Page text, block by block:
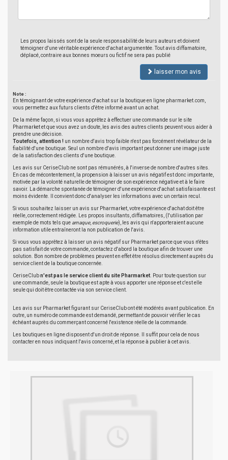
Les propos laissés sont de la seule responsabilité de leurs auteurs et doivent
témoigner d'une véritable expérience d'achat argumentée. Tout avis diffamatoire,
déplacé, contraire aux bonnes moeurs ou fictif ne sera pas publié
laisser mon avis
Note :
En témoignant de votre expérience d'achat sur la boutique en ligne pharmarket.com,
vous permettez aux futurs clients d'être informé avant un achat.
De la même façon, si vous vous apprêtez à effectuer une commande sur le site
Pharmarket et que vous avez un doute, les avis des autres clients peuvent vous aider à
prendre une décision.
Toutefois, attention ! un nombre d'avis trop faible n'est pas forcément révélateur de la
fiabilité d'une boutique. Seul un nombre d'avis important peut donner une image juste
de la satisfaction des clients d'une boutique.
Les avis sur CeriseClub ne sont pas rémunérés, à l'inverse de nombre d'autres sites.
En cas de mécontentement, la propension à laisser un avis négatif est donc importante,
motivée par la volonté naturelle de témoigner de son expérience négative et à le faire
savoir. La démarche spontanée de témoigner d'une expérience d'achat satisfaisante est
moins évidente. Il convient donc d'analyser les informations avec un certain recul.
Si vous souhaitez laisser un avis sur Pharmarket, votre expérience d'achat doit être
réelle, correctement rédigée. Les propos insultants, diffamatoires, (l'utilisation par
exemple de mots tels que arnaque, escroquerie), les avis qui n'apporteraient aucune
information utile entraîneront la non publication de l'avis.
Si vous vous apprêtez à laisser un avis négatif sur Pharmarket parce que vous n'êtes
pas satisfait de votre commande, contactez d'abord la boutique afin de trouver une
solution. Bon nombre de problèmes peuvent en effet être résolus directement auprès du
service client de la boutique concernée.
CeriseClubn'est pas le service client du site Pharmarket . Pour toute question sur
une commande, seule la boutique est apte à vous apporter une réponse et c'est elle
seule qui doit être contactée via son service client.
Les avis sur Pharmarket figurant sur CeriseClub ont été modérés avant publication. En
outre, un numéro de commande est demandé, permettant de pouvoir vérifier le cas
échéant auprès du commerçant concerné l'existence réelle de la commande.
Les boutiques en ligne disposent d'un droit de réponse. Il suffit pour cela de nous
contacter en nous indiquant l'avis concerné, et la réponse à publier à cet avis.